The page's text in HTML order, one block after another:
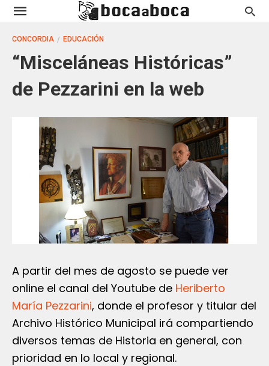
CONCORDIA EDUCACIÓN
“Misceláneas Históricas”
de Pezzarini en la web
A partir del mes de agosto se puede ver
online el canal del Youtube de Heriberto
María Pezzarini, donde el profesor y titular del
Archivo Histórico Municipal irá compartiendo
diversos temas de Historia en general, con
prioridad en lo local y regional.